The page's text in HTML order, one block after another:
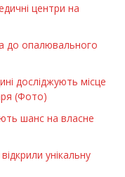
центри на
до опалювального
досліджують місце
(Фото)
шанс на власне
унікальну